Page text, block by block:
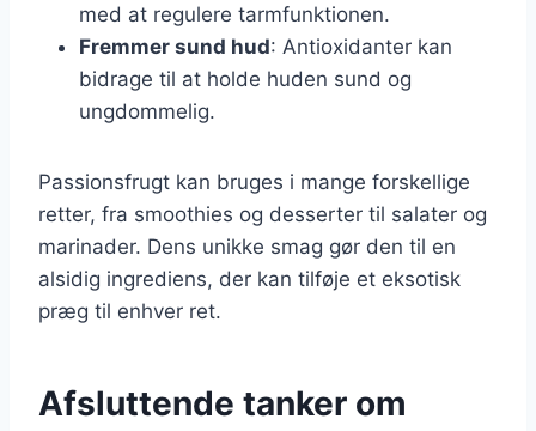
med at regulere tarmfunktionen.
Fremmer sund hud: Antioxidanter kan
bidrage til at holde huden sund og
ungdommelig.
Passionsfrugt kan bruges i mange forskellige
retter, fra smoothies og desserter til salater og
marinader. Dens unikke smag gør den til en
alsidig ingrediens, der kan tilføje et eksotisk
præg til enhver ret.
Afsluttende tanker om